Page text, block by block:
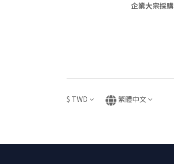
企業大宗採購
$ TWD 繁體中文